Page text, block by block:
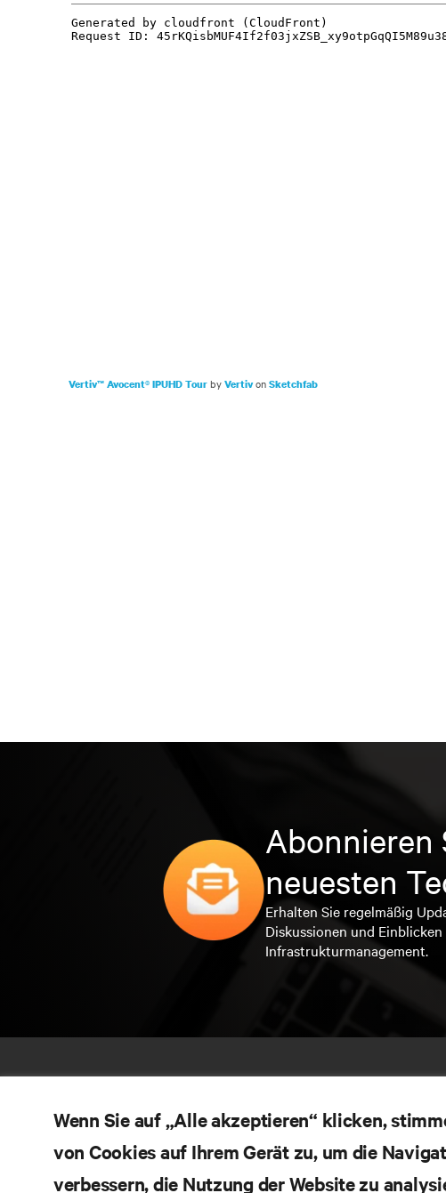
Vertiv™ Avocent® IPUHD TourbyVertivonSketchfab
Abonnieren
neuesten
Erhalten Sie regelmäßig
Diskussionen und
Infrastrukturmanagement.
Wenn Sie auf „Alle akzeptieren“ klicken,
von Cookies auf Ihrem Gerät zu, um die
verbessern, die Nutzung der Website zu